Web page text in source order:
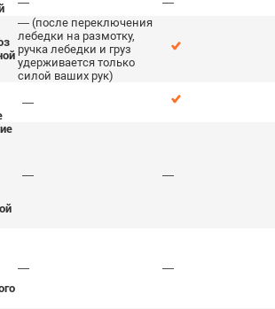
— (после переключения
лебедки на размотку,
ручка лебедки и груз
удерживается только
силой ваших рук)
—
— —
— —